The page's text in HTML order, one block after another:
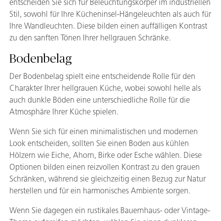
entscheiden Sie sich für Beleuchtungskörper im industriellen
Stil, sowohl für Ihre Kücheninsel-Hängeleuchten als auch für
Ihre Wandleuchten. Diese bilden einen auffälligen Kontrast
zu den sanften Tönen Ihrer hellgrauen Schränke.
Bodenbelag
Der Bodenbelag spielt eine entscheidende Rolle für den
Charakter Ihrer hellgrauen Küche, wobei sowohl helle als
auch dunkle Böden eine unterschiedliche Rolle für die
Atmosphäre Ihrer Küche spielen.
Wenn Sie sich für einen minimalistischen und modernen
Look entscheiden, sollten Sie einen Boden aus kühlen
Hölzern wie Eiche, Ahorn, Birke oder Esche wählen. Diese
Optionen bilden einen reizvollen Kontrast zu den grauen
Schränken, während sie gleichzeitig einen Bezug zur Natur
herstellen und für ein harmonisches Ambiente sorgen.
Wenn Sie dagegen ein rustikales Bauernhaus- oder Vintage-